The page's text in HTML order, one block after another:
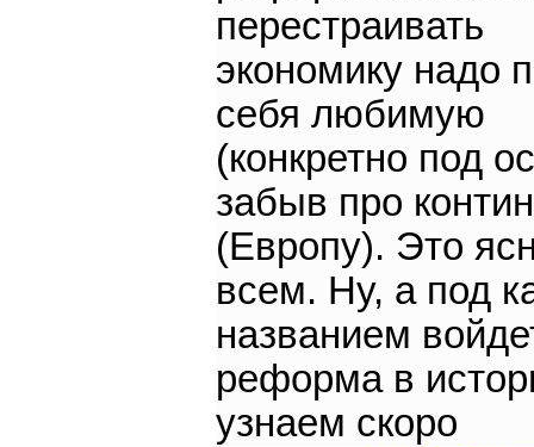
перестраивать
экономику надо
себя любимую
(конкретно под
забыв про
(Европу). Это
всем. Ну, а под
названием
реформа в
узнаем скоро